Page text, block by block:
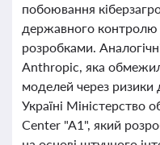
побоювання
державного контролю
розробками.
Anthropic, яка
моделей через ризики
Україні Міністерство
Center "A1", який